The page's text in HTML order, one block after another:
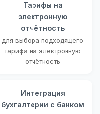
Тарифы на
электронную
отчётность
для выбора подходящего
тарифа на электронную
отчётность
Интеграция
бухгалтерии с банком